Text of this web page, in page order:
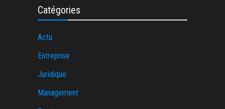
Catégories
Actu
Entreprise
Juridique
Management